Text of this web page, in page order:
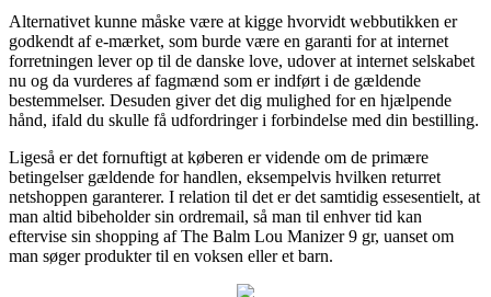
Alternativet kunne måske være at kigge hvorvidt webbutikken er
godkendt af e-mærket, som burde være en garanti for at internet
forretningen lever op til de danske love, udover at internet selskabet
nu og da vurderes af fagmænd som er indført i de gældende
bestemmelser. Desuden giver det dig mulighed for en hjælpende
hånd, ifald du skulle få udfordringer i forbindelse med din bestilling.
Ligeså er det fornuftigt at køberen er vidende om de primære
betingelser gældende for handlen, eksempelvis hvilken returret
netshoppen garanterer. I relation til det er det samtidig essesentielt, at
man altid bibeholder sin ordremail, så man til enhver tid kan
eftervise sin shopping af The Balm Lou Manizer 9 gr, uanset om
man søger produkter til en voksen eller et barn.